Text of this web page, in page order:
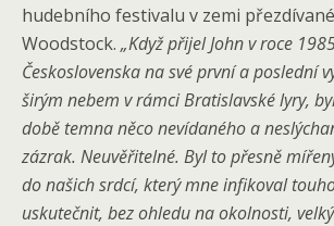
hudebního festivalu v zemi
Woodstock. „Když přijel John v roce
Československa na své první a poslední
širým nebem v rámci Bratislavské lyry,
době temna něco nevídaného a
zázrak. Neuvěřitelné. Byl to přesně
do našich srdcí, který mne infikoval
uskutečnit, bez ohledu na okolnosti,